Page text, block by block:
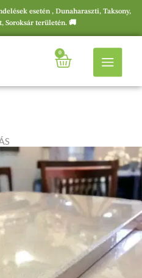
esetén , Dunaharaszti, Taksony,
Soroksár területén. 🚚
0